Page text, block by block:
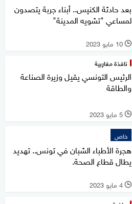
بعد حادثة الكنيس.. أبناء جربة يتصدون
لمساعي "تشويه المدينة"
l 10 مايو 2023
نافذة مغاربية
الرئيس التونسي يقيل وزيرة الصناعة
والطاقة
l 5 مايو 2023
خاص
هجرة الأطباء الشبان في تونس.. تهديد
يطال قطاع الصحة.
l 4 مايو 2023